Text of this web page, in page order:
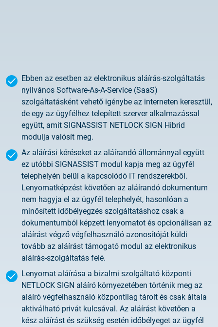
Ebben az esetben az elektronikus aláírás-szolgáltatás
nyilvános Software-As-A-Service (SaaS)
szolgáltatásként vehető igénybe az interneten keresztül,
de egy az ügyfélhez telepített szerver alkalmazással
együtt, amit SIGNASSIST NETLOCK SIGN Hibrid
modulja valósít meg.
Az aláírási kéréseket az aláírandó állománnyal együtt
ez utóbbi SIGNASSIST modul kapja meg az ügyfél
telephelyén belül a kapcsolódó IT rendszerekből.
Lenyomatképzést követően az aláírandó dokumentum
nem hagyja el az ügyfél telephelyét, hasonlóan a
minősített időbélyegzés szolgáltatáshoz csak a
dokumentumból képzett lenyomatot és opcionálisan az
aláírást végző végfelhasználó azonosítóját küldi
tovább az aláírást támogató modul az elektronikus
aláírás-szolgáltatás felé.
Lenyomat aláírása a bizalmi szolgáltató központi
NETLOCK SIGN aláíró környezetében történik meg az
aláíró végfelhasználó központilag tárolt és csak általa
aktiválható privát kulcsával. Az aláírást követően a
kész aláírást és szükség esetén időbélyeget az ügyfél